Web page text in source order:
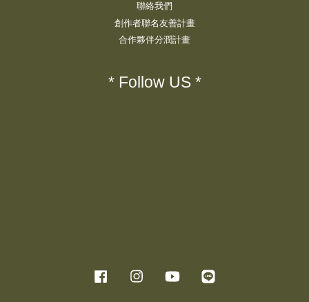
聯絡我們
創作者聯名友善計畫
合作夥伴分潤計畫
* Follow US *
Facebook Instagram YouTube